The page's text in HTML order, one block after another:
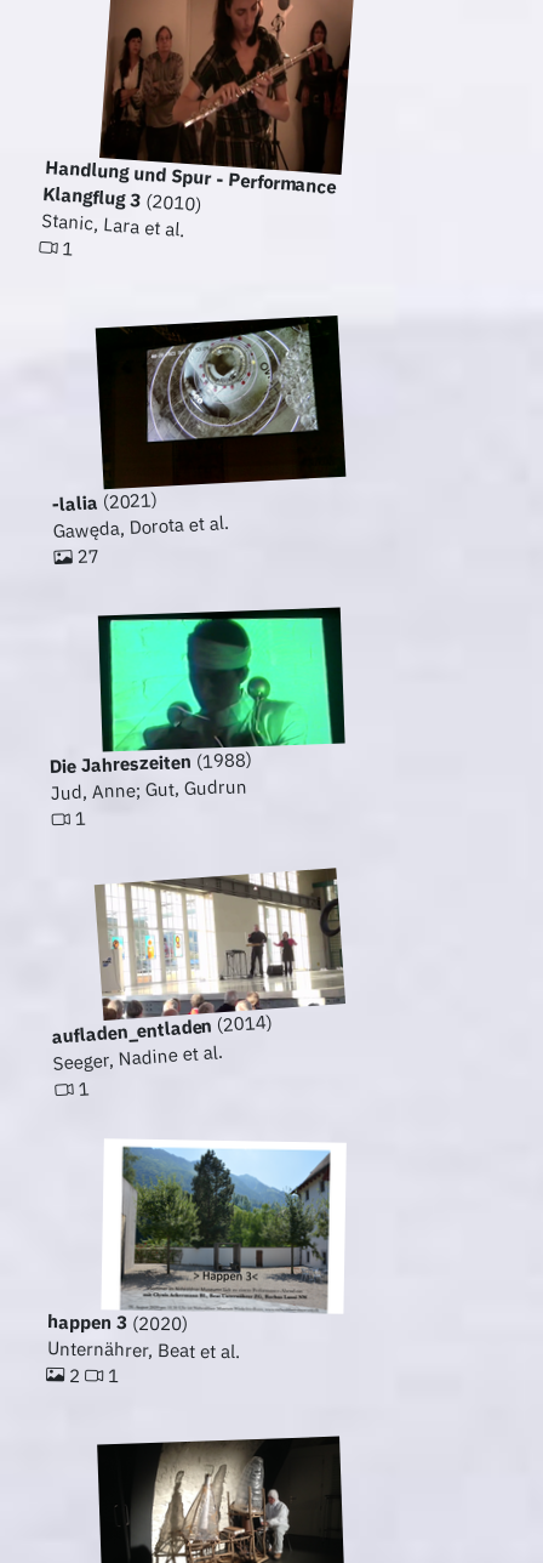
Handlung und Spur - Performance
Klangflug 3(2010)
Stanic, Lara et al.
1
-lalia(2021)
Gawęda, Dorota et al.
27
Die Jahreszeiten (1988)
Jud, Anne; Gut, Gudrun
1
aufladen_entladen (2014)
Seeger, Nadine et al.
1
happen 3 (2020)
Unternährer, Beat et al.
2 1